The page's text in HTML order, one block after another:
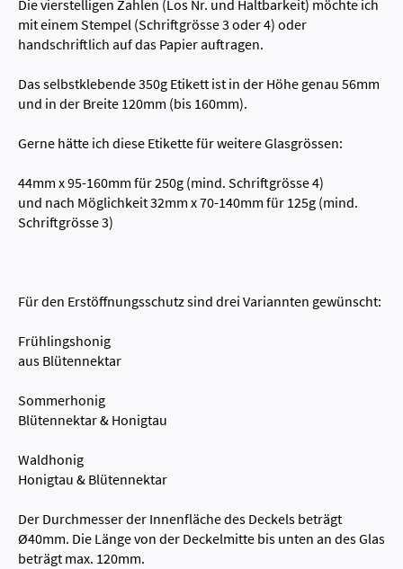
Die vierstelligen Zahlen (Los Nr. und Haltbarkeit) möchte ich
mit einem Stempel (Schriftgrösse 3 oder 4) oder
handschriftlich auf das Papier auftragen.
Das selbstklebende 350g Etikett ist in der Höhe genau 56mm
und in der Breite 120mm (bis 160mm).
Gerne hätte ich diese Etikette für weitere Glasgrössen:
44mm x 95-160mm für 250g (mind. Schriftgrösse 4)
und nach Möglichkeit 32mm x 70-140mm für 125g (mind.
Schriftgrösse 3)
Für den Erstöffnungsschutz sind drei Variannten gewünscht:
Frühlingshonig
aus Blütennektar
Sommerhonig
Blütennektar & Honigtau
Waldhonig
Honigtau & Blütennektar
Der Durchmesser der Innenfläche des Deckels beträgt
Ø40mm. Die Länge von der Deckelmitte bis unten an des Glas
beträgt max. 120mm.